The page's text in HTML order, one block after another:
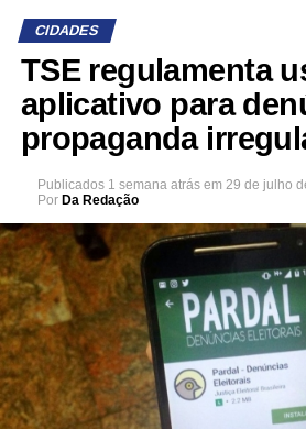
CIDADES
TSE regulamenta
aplicativo para
propaganda
Publicados 1 semana atrás em 29 de julho
Por Da Redação